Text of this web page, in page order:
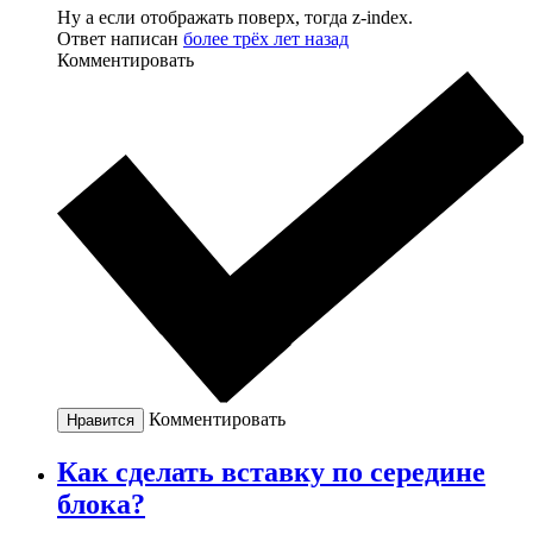
Ну а если отображать поверх, тогда z-index.
Ответ написан более трёх лет назад
Комментировать
Нравится Комментировать
Как сделать вставку по середине
блока?